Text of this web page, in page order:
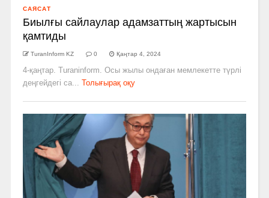
САЯСАТ
Биылғы сайлаулар адамзаттың жартысын
қамтиды
TuranInform KZ 0 Қаңтар 4, 2024
4-қаңтар. Turaninform. Осы жылы ондаған мемлекетте түрлі
деңгейдегі са...
Толығырақ оқу